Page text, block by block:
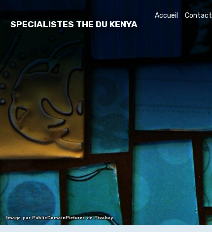
SPECIALISTES THE DU KENYA
Accueil Contact